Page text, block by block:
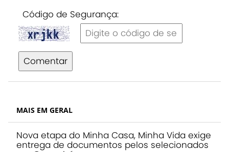
Código de Segurança:
Comentar
MAIS EM GERAL
Nova etapa do Minha Casa, Minha Vida exige
entrega de documentos pelos selecionados